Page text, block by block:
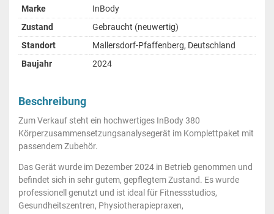
Marke
InBody
Zustand
Gebraucht (neuwertig)
Standort
Mallersdorf-Pfaffenberg, Deutschland
Baujahr
2024
Beschreibung
Zum Verkauf steht ein hochwertiges InBody 380
Körperzusammensetzungsanalysegerät im Komplettpaket mit
passendem Zubehör.
Das Gerät wurde im Dezember 2024 in Betrieb genommen und
befindet sich in sehr gutem, gepflegtem Zustand. Es wurde
professionell genutzt und ist ideal für Fitnessstudios,
Gesundheitszentren, Physiotherapiepraxen,